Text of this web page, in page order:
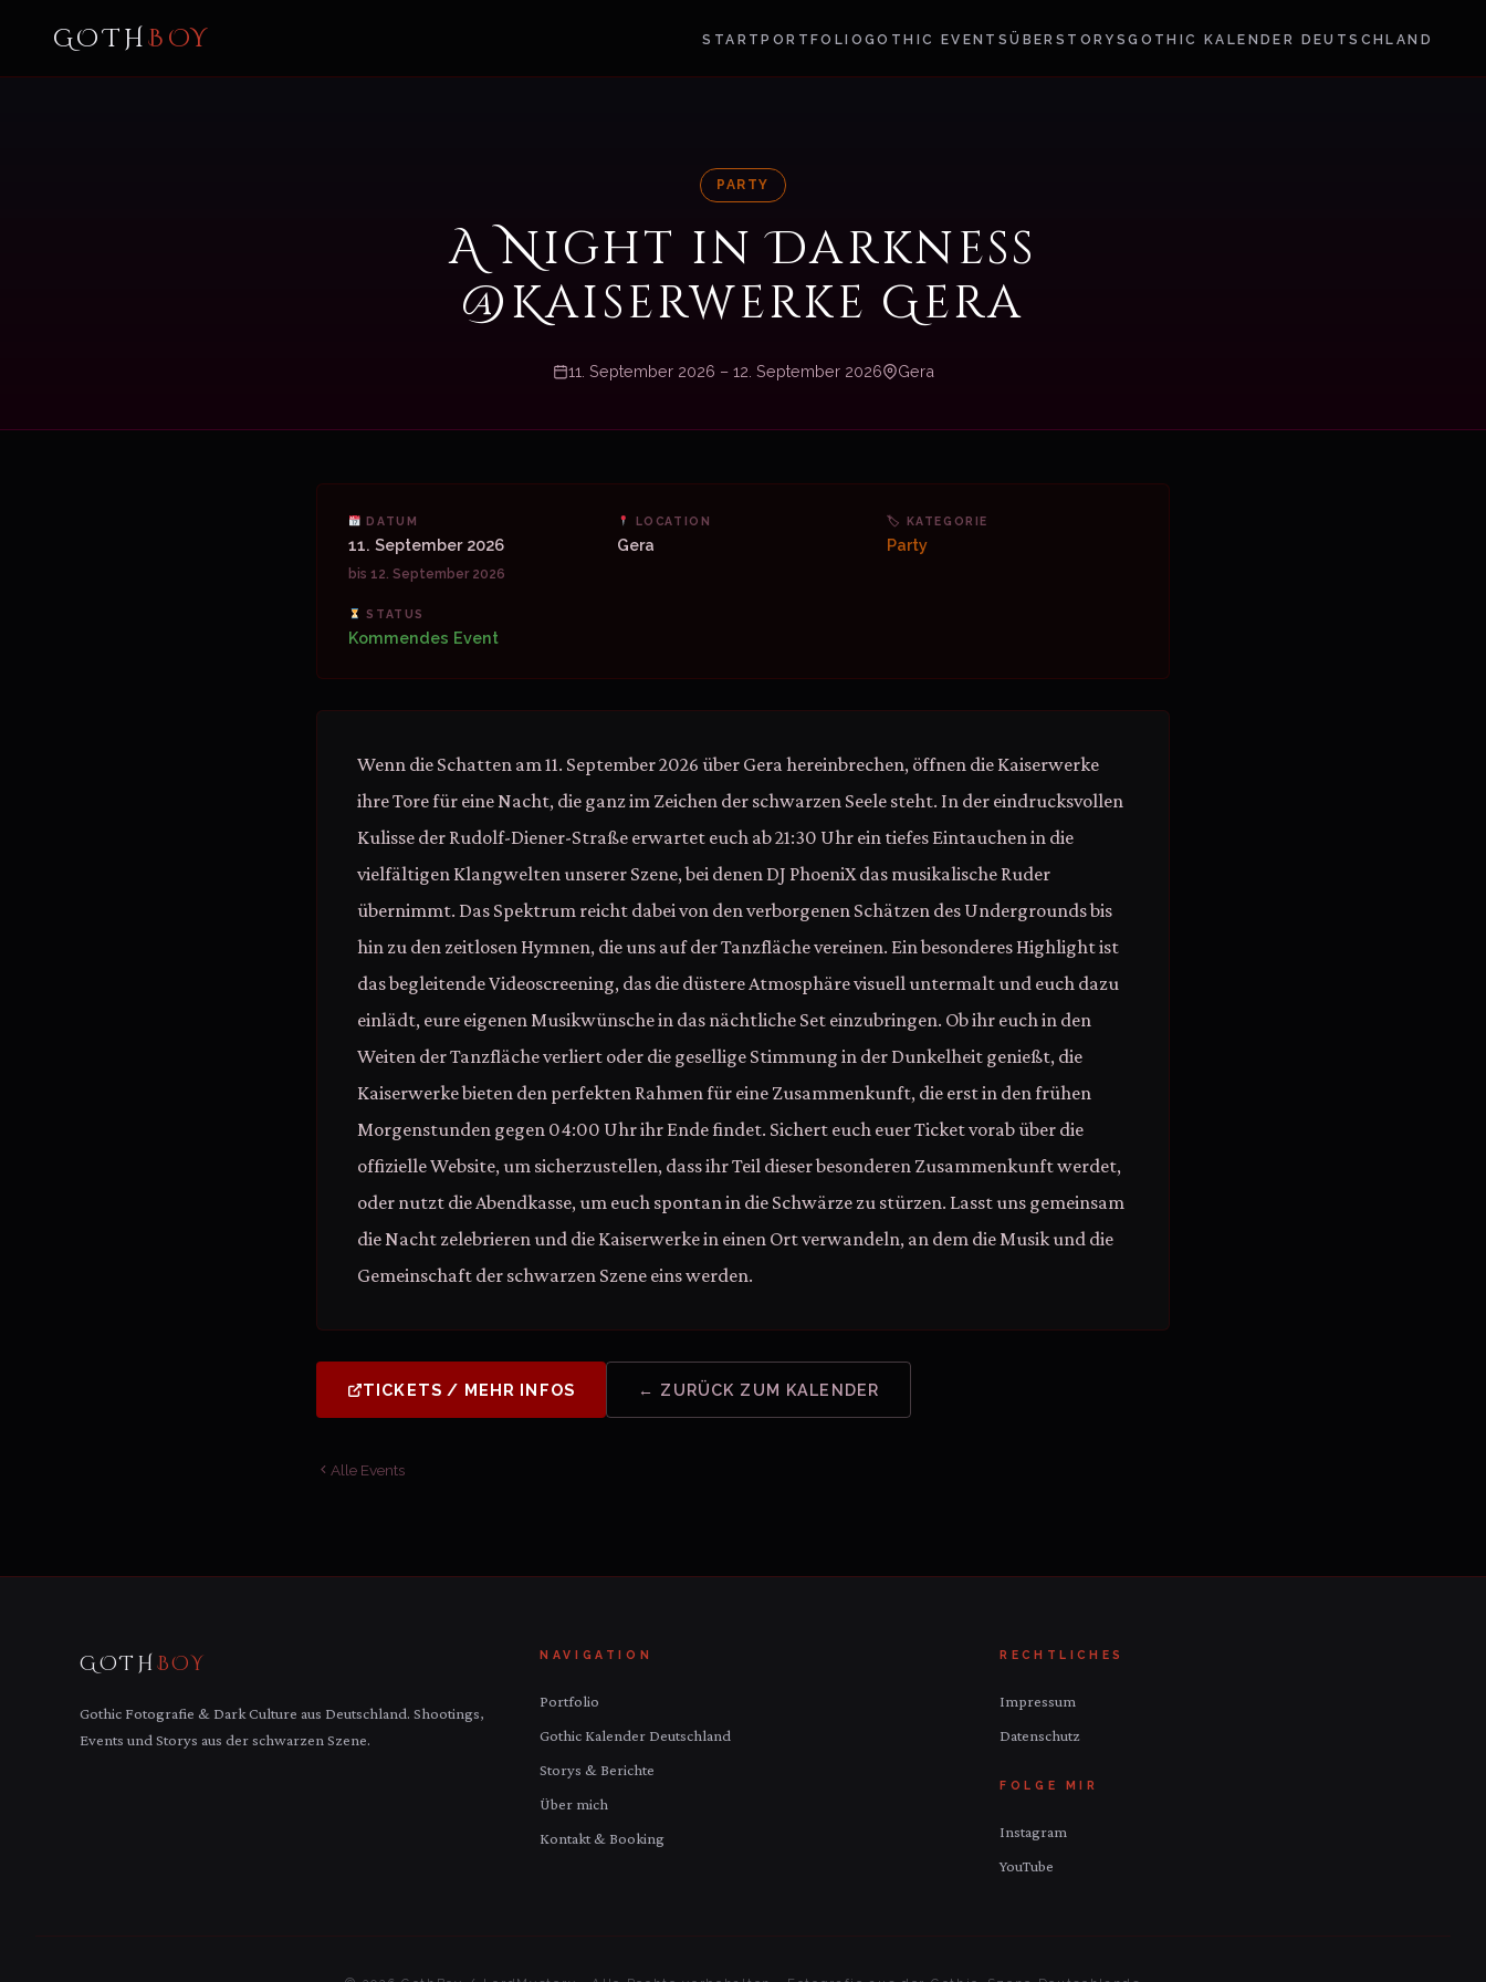
GOTHBOY START PORTFOLIO GOTHIC EVENTSÜBER STORYSGOTHIC KALENDER DEUTSCHLAND
PARTY
A Night in Darkness
@Kaiserwerke Gera
11. September 2026 – 12. September 2026 Gera
DATUM
11. September 2026
bis 12. September 2026
LOCATION
Gera
🏷 KATEGORIE
Party
STATUS
Kommendes Event
Wenn die Schatten am 11. September 2026 über Gera hereinbrechen, öffnen die Kaiserwerke
ihre Tore für eine Nacht, die ganz im Zeichen der schwarzen Seele steht. In der eindrucksvollen
Kulisse der Rudolf-Diener-Straße erwartet euch ab 21:30 Uhr ein tiefes Eintauchen in die
vielfältigen Klangwelten unserer Szene, bei denen DJ PhoeniX das musikalische Ruder
übernimmt. Das Spektrum reicht dabei von den verborgenen Schätzen des Undergrounds bis
hin zu den zeitlosen Hymnen, die uns auf der Tanzfläche vereinen. Ein besonderes Highlight ist
das begleitende Videoscreening, das die düstere Atmosphäre visuell untermalt und euch dazu
einlädt, eure eigenen Musikwünsche in das nächtliche Set einzubringen. Ob ihr euch in den
Weiten der Tanzfläche verliert oder die gesellige Stimmung in der Dunkelheit genießt, die
Kaiserwerke bieten den perfekten Rahmen für eine Zusammenkunft, die erst in den frühen
Morgenstunden gegen 04:00 Uhr ihr Ende findet. Sichert euch euer Ticket vorab über die
offizielle Website, um sicherzustellen, dass ihr Teil dieser besonderen Zusammenkunft werdet,
oder nutzt die Abendkasse, um euch spontan in die Schwärze zu stürzen. Lasst uns gemeinsam
die Nacht zelebrieren und die Kaiserwerke in einen Ort verwandeln, an dem die Musik und die
Gemeinschaft der schwarzen Szene eins werden.
TICKETS / MEHR INFOS ← ZURÜCK ZUM KALENDER
Alle Events
GOTH BOY
Gothic Fotografie & Dark Culture aus Deutschland. Shootings,
Events und Storys aus der schwarzen Szene.
NAVIGATION
Portfolio
Gothic Kalender Deutschland
Storys & Berichte
Über mich
Kontakt & Booking
RECHTLICHES
Impressum
Datenschutz
FOLGE MIR
Instagram
YouTube